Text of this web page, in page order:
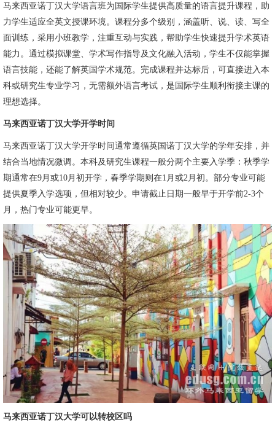
马来西亚诺丁汉大学语言班为国际学生提供高质量的语言提升课程，助
力学生适应全英文授课环境。课程分多个级别，涵盖听、说、读、写全
面训练，采用小班教学，注重互动与实践，帮助学生快速提升学术英语
能力。通过模拟课堂、学术写作指导及文化融入活动，学生不仅能掌握
语言技能，还能了解英国学术规范。完成课程并达标后，可直接进入本
科或研究生专业学习，无需额外语言考试，是国际学生顺利衔接主课的
理想选择。
马来西亚诺丁汉大学开学时间
马来西亚诺丁汉大学开学时间通常遵循英国诺丁汉大学的学年安排，并
结合当地情况微调。本科及研究生课程一般分两个主要入学季：秋季学
期通常在9月或10月初开学，春季学期则在1月或2月初。部分专业可能
提供夏季入学选项，但相对较少。申请截止日期一般早于开学前2-3个
月，热门专业可能更早。
马来西亚诺丁汉大学可以转校区吗